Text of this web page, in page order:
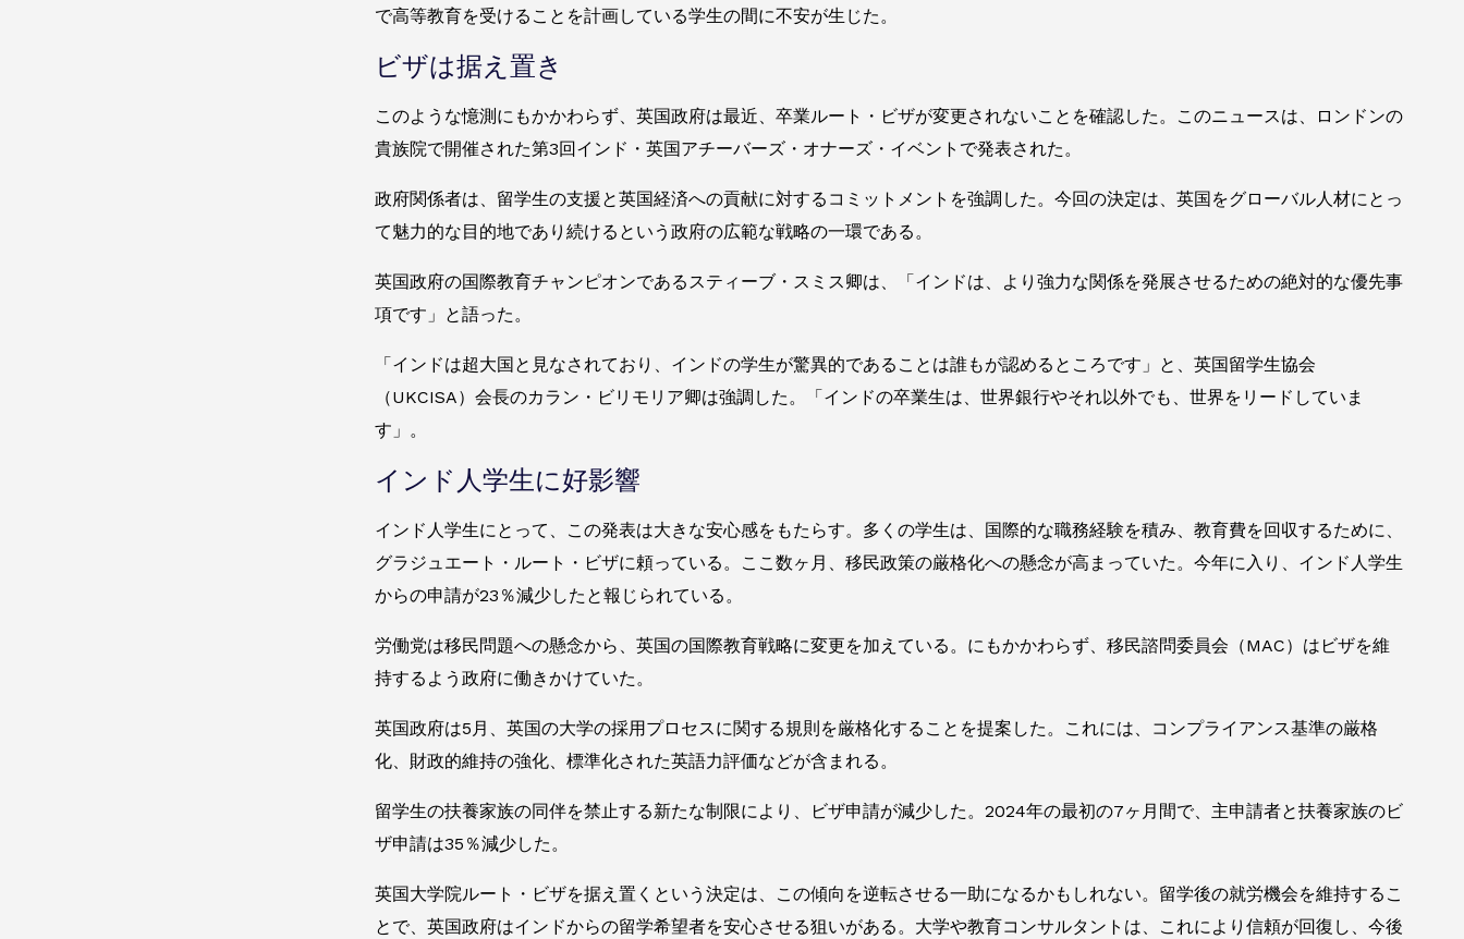
で高等教育を受けることを計画している学生の間に不安が生じた。
ビザは据え置き
このような憶測にもかかわらず、英国政府は最近、卒業ルート・ビザが変更されないことを確認した。このニュースは、ロンドンの
貴族院で開催された第3回インド・英国アチーバーズ・オナーズ・イベントで発表された。
政府関係者は、留学生の支援と英国経済への貢献に対するコミットメントを強調した。今回の決定は、英国をグローバル人材にとっ
て魅力的な目的地であり続けるという政府の広範な戦略の一環である。
英国政府の国際教育チャンピオンであるスティーブ・スミス卿は、「インドは、より強力な関係を発展させるための絶対的な優先事
項です」と語った。
「インドは超大国と見なされており、インドの学生が驚異的であることは誰もが認めるところです」と、英国留学生協会
（UKCISA）会長のカラン・ビリモリア卿は強調した。「インドの卒業生は、世界銀行やそれ以外でも、世界をリードしていま
す」。
インド人学生に好影響
インド人学生にとって、この発表は大きな安心感をもたらす。多くの学生は、国際的な職務経験を積み、教育費を回収するために、
グラジュエート・ルート・ビザに頼っている。ここ数ヶ月、移民政策の厳格化への懸念が高まっていた。今年に入り、インド人学生
からの申請が23％減少したと報じられている。
労働党は移民問題への懸念から、英国の国際教育戦略に変更を加えている。にもかかわらず、移民諮問委員会（MAC）はビザを維
持するよう政府に働きかけていた。
英国政府は5月、英国の大学の採用プロセスに関する規則を厳格化することを提案した。これには、コンプライアンス基準の厳格
化、財政的維持の強化、標準化された英語力評価などが含まれる。
留学生の扶養家族の同伴を禁止する新たな制限により、ビザ申請が減少した。2024年の最初の7ヶ月間で、主申請者と扶養家族のビ
ザ申請は35％減少した。
英国大学院ルート・ビザを据え置くという決定は、この傾向を逆転させる一助になるかもしれない。留学後の就労機会を維持するこ
とで、英国政府はインドからの留学希望者を安心させる狙いがある。大学や教育コンサルタントは、これにより信頼が回復し、今後